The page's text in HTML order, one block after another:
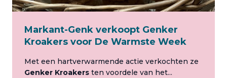
Markant-Genk verkoopt Genker
Kroakers voor De Warmste Week
Met een hartverwarmende actie verkochten ze
Genker Kroakers ten voordele van het...